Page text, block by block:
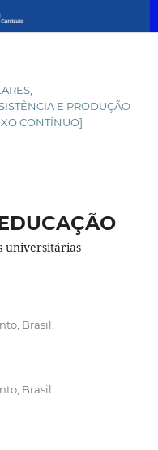
E PRODUÇÃO
CONTÍNUO]
universitárias
Brasil.
Brasil.